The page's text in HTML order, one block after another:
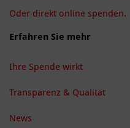
Oder direkt online spenden.
Erfahren Sie mehr
Ihre Spende wirkt
Transparenz & Qualität
News